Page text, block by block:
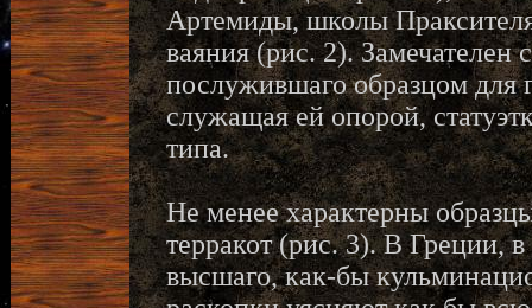
Артемиды, школы
ваяния (рис. 2). Замечателен
послужившаго образцом
служащая ей опорой,
типа.
Не менее характерны
терракот (рис. 3). В Греции, в
высшаго, как-бы